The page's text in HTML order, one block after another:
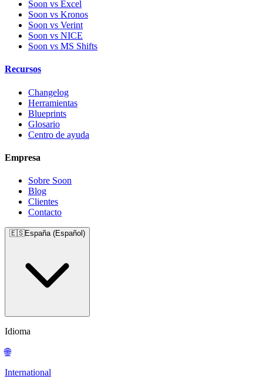
Soon vs Excel
Soon vs Kronos
Soon vs Verint
Soon vs NICE
Soon vs MS Shifts
Recursos
Changelog
Herramientas
Blueprints
Glosario
Centro de ayuda
Empresa
Sobre Soon
Blog
Clientes
Contacto
🇪🇸España (Español)
Idioma
🌐
International